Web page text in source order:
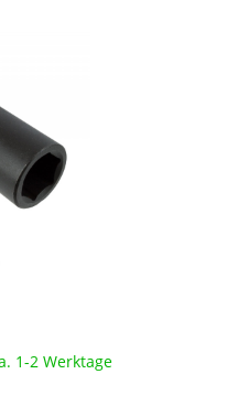
1-2 Werktage